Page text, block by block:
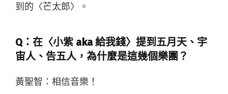
到的 〈芒太郎〉。
Q：在〈小紫 aka 給我錢〉提到五月天、宇
宙人、告五人，為什麼是這幾個樂團？
黃聖智： 相信音樂！